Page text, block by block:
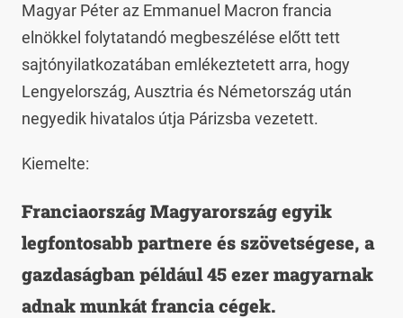
Magyar Péter az Emmanuel Macron francia
elnökkel folytatandó megbeszélése előtt tett
sajtónyilatkozatában emlékeztetett arra, hogy
Lengyelország, Ausztria és Németország után
negyedik hivatalos útja Párizsba vezetett.
Kiemelte:
Franciaország Magyarország egyik
legfontosabb partnere és szövetségese, a
gazdaságban például 45 ezer magyarnak
adnak munkát francia cégek.